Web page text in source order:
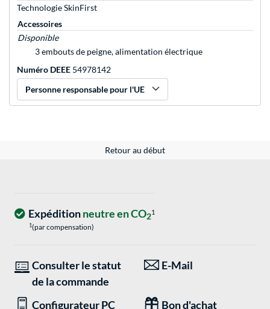
Technologie SkinFirst
Accessoires
Disponible
3 embouts de peigne, alimentation électrique
Numéro DEEE 54978142
Personne responsable pour l'UE
Retour au début
Expéditionneutre en CO21
1(par compensation)
Consulter le statut
de la commande
E-Mail
Configurateur PC Bon d'achat